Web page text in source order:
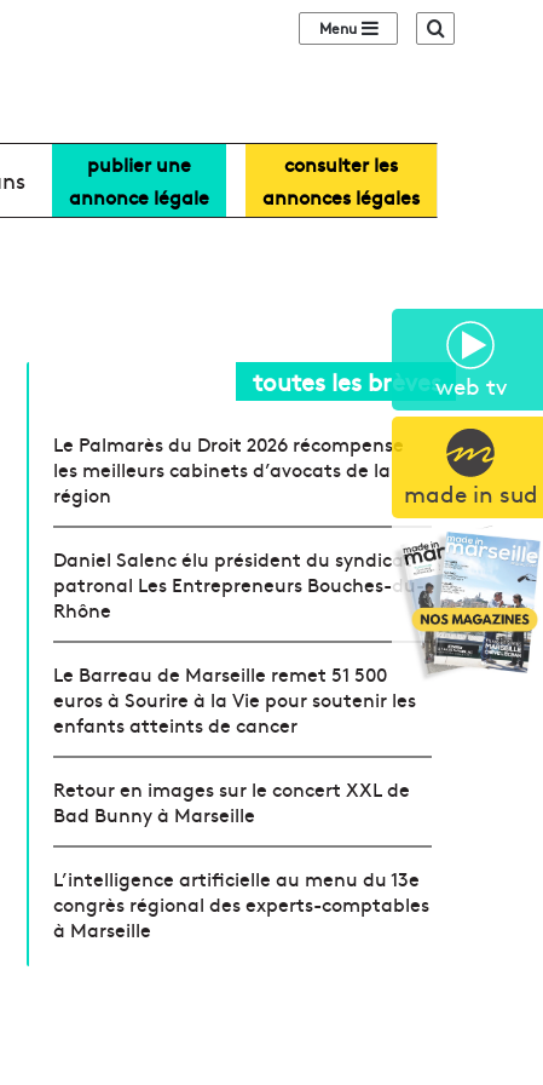
web tv
made in sud
Sidebar (barre
publier une
annonce légale
consulter les
annonces légales
toutes les brèves
Le Palmarès du Droit 2026 récompense
les meilleurs cabinets d’avocats de la
région
Daniel Salenc élu président du syndicat
patronal Les Entrepreneurs Bouches-du-
Rhône
Le Barreau de Marseille remet 51 500
euros à Sourire à la Vie pour soutenir les
enfants atteints de cancer
Retour en images sur le concert XXL de
Bad Bunny à Marseille
L’intelligence artificielle au menu du 13e
congrès régional des experts-comptables
à Marseille